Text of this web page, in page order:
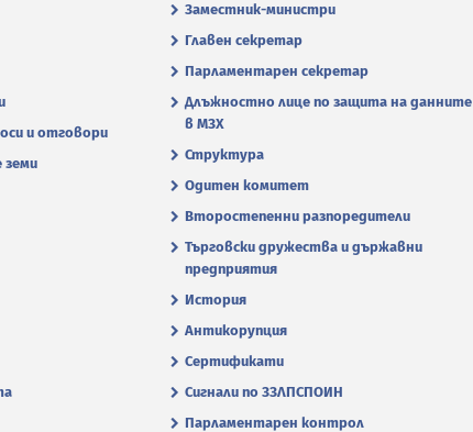
и отговори
земи
Заместник-министри
Главен секретар
Парламентарен секретар
Длъжностно лице по защита на данните
в МЗХ
Структура
Одитен комитет
Второстепенни разпоредители
Търговски дружества и държавни
предприятия
История
Антикорупция
Сертификати
Сигнали по ЗЗЛПСПОИН
Парламентарен контрол